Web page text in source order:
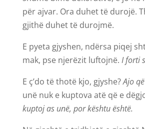
për ajvar. Ora duhet të durojë.
gjithë duhet të durojmë.
E pyeta gjyshen, ndërsa piqej
mak, pse njerëzit luftojnë. I forti
E ç’do të thotë kjo, gjyshe?Ajo
unë nuk e kuptova atë që e
kuptoj as unë, por kështu është.